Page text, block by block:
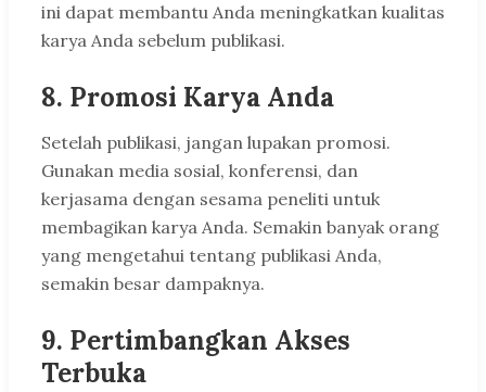
ini dapat membantu Anda meningkatkan kualitas
karya Anda sebelum publikasi.
8. Promosi Karya Anda
Setelah publikasi, jangan lupakan promosi.
Gunakan media sosial, konferensi, dan
kerjasama dengan sesama peneliti untuk
membagikan karya Anda. Semakin banyak orang
yang mengetahui tentang publikasi Anda,
semakin besar dampaknya.
9. Pertimbangkan Akses
Terbuka